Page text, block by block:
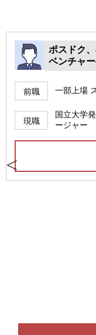
ポスドク
ベンチャ
前職 一部上場
現職
国立大学
ージャー